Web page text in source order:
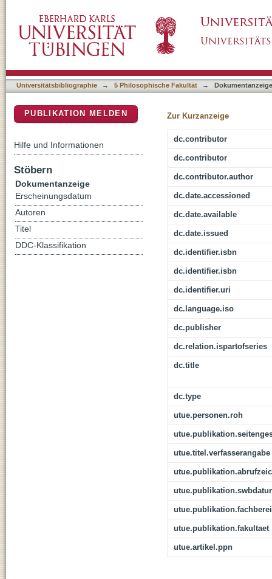
Universitätsbibliographie → 5 Philosophische Fakultät → Dokumentanzeige
Zur Kurzanzeige
dc.contributor
dc.contributor
dc.contributor.author
dc.date.accessioned
dc.date.available
dc.date.issued
dc.identifier.isbn
dc.identifier.isbn
dc.identifier.uri
dc.language.iso
dc.publisher
dc.relation.ispartofseries
dc.title
dc.type
utue.personen.roh
utue.titel.verfasserangabe
utue.publikation.fakultaet
utue.artikel.ppn
PUBLIKATION MELDEN
Hilfe und Informationen
Stöbern
Dokumentanzeige
Erscheinungsdatum
Autoren
Titel
DDC-Klassifikation